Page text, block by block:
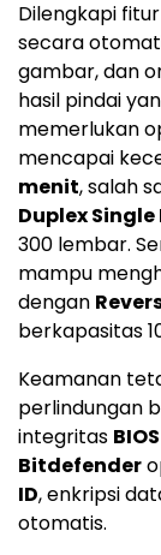
Dilengkapi fitur
secara
gambar, dan
hasil pindai
memerlukan
mencapai
menit, salah
Duplex Single
300 lembar.
mampu
dengan
berkapasitas
Keamanan
perlindungan
integritas BIOS
Bitdefender
ID, enkripsi
otomatis.